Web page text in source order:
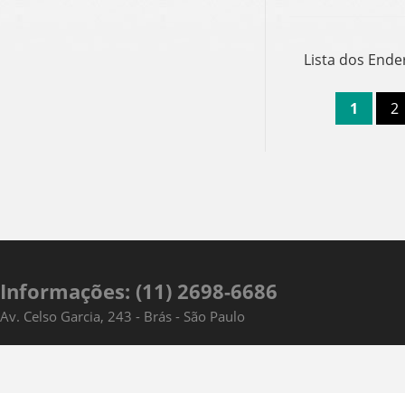
Lista dos
1 2
Informações: (11) 2698-6686
Av. Celso Garcia, 243 - Brás - São Paulo